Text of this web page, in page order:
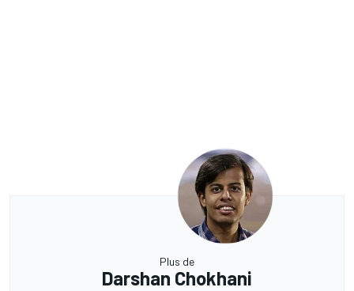
Plus de
Darshan Chokhani